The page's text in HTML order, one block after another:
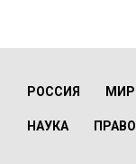
РОССИЯ МИР
НАУКА ПРАВО